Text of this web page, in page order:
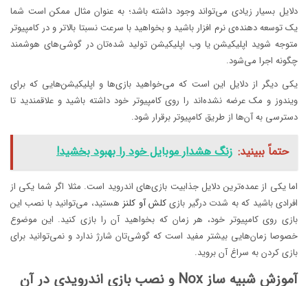
دلایل بسیار زیادی می‌تواند وجود داشته باشد؛ به عنوان مثال ممکن است شما
یک توسعه دهنده‌ی نرم افزار باشید و بخواهید با سرعت نسبتا بالاتر و در کامپیوتر
متوجه شوید اپلیکیشن یا وب اپلیکیشن تولید شده‌تان در گوشی‌های هوشمند
چگونه اجرا می‌شود.
یکی دیگر از دلایل این است که می‌خواهید بازی‌ها و اپلیکیشن‌هایی که برای
ویندوز و مک عرضه نشده‌اند را روی کامپیوتر خود داشته باشید و علاقمندید تا
دسترسی به آن‌ها از طریق کامپیوتر برقرار شود.
حتماً ببینید: زنگ هشدار موبایل خود را بهبود بخشید!
اما یکی از عمده‌ترین دلایل جذابیت بازی‌های اندروید است. مثلا اگر شما یکی از
افرادی باشید که به شدت درگیر بازیکلش آو کلنزهستید، می‌توانید با نصب این
بازی روی کامپیوتر خود، هر زمان که بخواهید آن را بازی کنید. این موضوع
خصوصا زمان‌هایی بیشتر مفید است که گوشی‌تان شارژ ندارد و نمی‌توانید برای
بازی کردن به سراغ آن بروید.
آموزش شبیه ساز Nox و نصب بازی اندرویدی در آن